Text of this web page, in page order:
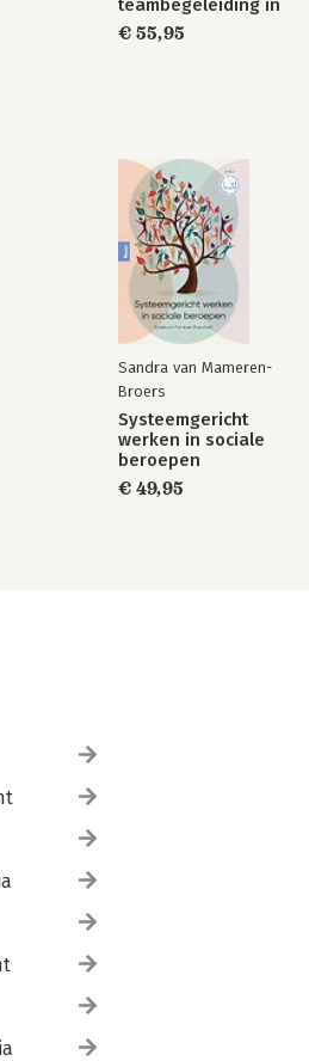
het proces en product 98
teambegeleiding in
de zorg
€ 55,95
Sandra van Mameren-
Broers
Systeemgericht
werken in sociale
beroepen
€ 49,95